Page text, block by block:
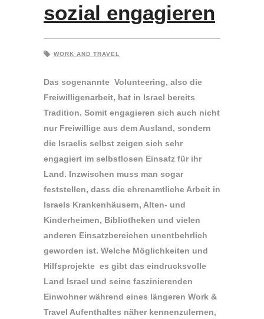
sozial engagieren
WORK AND TRAVEL
Das sogenannte Volunteering, also die
Freiwilligenarbeit, hat in Israel bereits
Tradition. Somit engagieren sich auch nicht
nur Freiwillige aus dem Ausland, sondern
die Israelis selbst zeigen sich sehr
engagiert im selbstlosen Einsatz für ihr
Land. Inzwischen muss man sogar
feststellen, dass die ehrenamtliche Arbeit in
Israels Krankenhäusern, Alten- und
Kinderheimen, Bibliotheken und vielen
anderen Einsatzbereichen unentbehrlich
geworden ist. Welche Möglichkeiten und
Hilfsprojekte es gibt das eindrucksvolle
Land Israel und seine faszinierenden
Einwohner während eines längeren Work &
Travel Aufenthaltes näher kennenzulernen,